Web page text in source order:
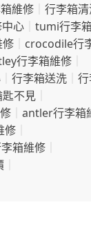
維修
行李箱
心
tumi行李
crocodile行
行李箱維修
行李箱送洗
不見
antler行李箱
修
箱維修